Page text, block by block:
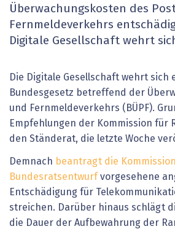
Überwachungskosten des
Fernmeldeverkehrs
Digitale Gesellschaft wehrt
Die Digitale Gesellschaft wehrt sich
Bundesgesetz betreffend der
und Fernmeldeverkehrs (BÜPF).
Empfehlungen der Kommission für
den Ständerat, die letzte Woche
Demnach beantragt die Kommission
Bundesratsentwurf vorgesehene
Entschädigung für
streichen. Darüber hinaus schlägt
die Dauer der Aufbewahrung der